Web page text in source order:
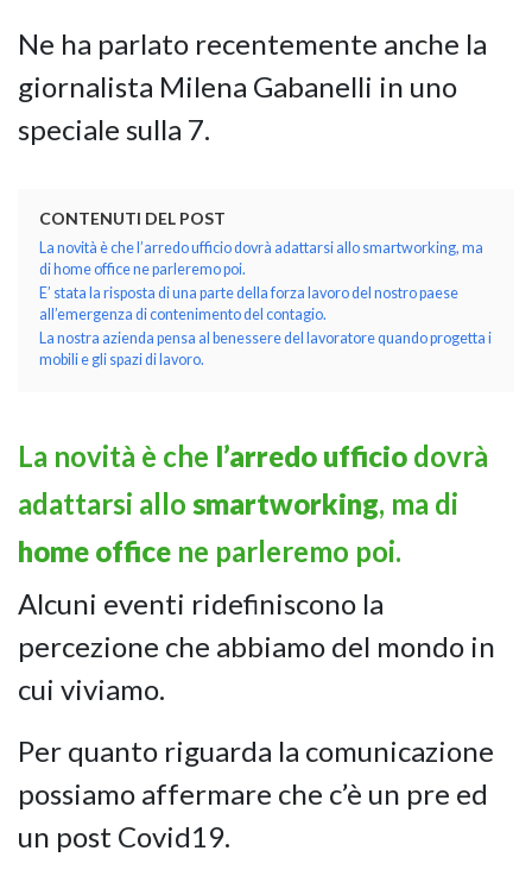
GIANO WOOD –
Ne ha parlato recentemente anche la
giornalista Milena Gabanelli in uno
speciale sulla 7.
CONTENUTI DEL POST
La novità è che l’arredo ufficio dovrà adattarsi allo smartworking, ma
di home office ne parleremo poi.
E’ stata la risposta di una parte della forza lavoro del nostro paese
all’emergenza di contenimento del contagio.
La nostra azienda pensa al benessere del lavoratore quando progetta i
mobili e gli spazi di lavoro.
La novità è che l’arredo ufficio dovrà
adattarsi allo smartworking, ma di
home office ne parleremo poi.
Alcuni eventi ridefiniscono la
percezione che abbiamo del mondo in
cui viviamo.
Per quanto riguarda la comunicazione
possiamo affermare che c’è un pre ed
un post Covid19.